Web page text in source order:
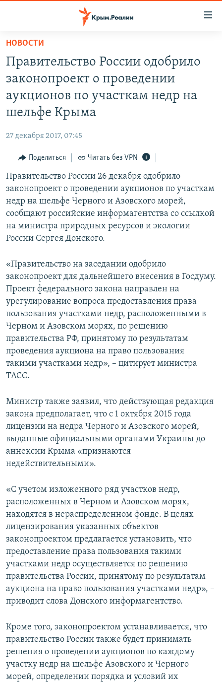
Вернуться
основному
содержанию
главной
Вернутся
поиску
СПЕЦПРОЕКТЫ
КАРТА ВОЕННЫХ ОБЪЕКТОВ КРЫМА
ИСТОРИЯ
ИНТЕРАКТИВ
ИНФОГРАФИКА
ТЕЛЕПРОЕКТ КРЫМ.РЕАЛИИ
СОВЕТЫ ПРАВОЗАЩИТНИКОВ
ПРОПАВШИЕ БЕЗ ВЕСТИ
ПОБЕДИТЕЛЕЙ НЕ СУДЯТ?
ELIFBE
УКРАИНСКАЯ ПРОБЛЕМА КРЫМА
РАДІО СВОБОДА
КАК ОБОЙТИ БЛОКИРОВКУ
Українською
Qırımtatar
ПРИСОЕДИНЯЙТЕСЬ!
Все сайты RFE/RL
НОВОСТИ
Правительство России одобрило
законопроект о проведении
аукционов по участкам недр на
шельфе Крыма
27 декабря 2017, 07:45
Поделиться Читать без VPN
Правительство России 26 декабря одобрило
законопроект о проведении аукционов по участкам
недр на шельфе Черного и Азовского морей,
сообщают российские информагентства со ссылкой
на министра природных ресурсов и экологии
России Сергея Донского.
«Правительство на заседании одобрило
законопроект для дальнейшего внесения в Госдуму.
Проект федерального закона направлен на
урегулирование вопроса предоставления права
пользования участками недр, расположенными в
Черном и Азовском морях, по решению
правительства РФ, принятому по результатам
проведения аукциона на право пользования
такими участками недр», – цитирует министра
ТАСС.
Министр также заявил, что действующая редакция
закона предполагает, что с 1 октября 2015 года
лицензии на недра Черного и Азовского морей,
выданные официальными органами Украины до
аннексии Крыма «признаются
недействительными».
«С учетом изложенного ряд участков недр,
расположенных в Черном и Азовском морях,
находятся в нераспределенном фонде. В целях
лицензирования указанных объектов
законопроектом предлагается установить, что
предоставление права пользования такими
участками недр осуществляется по решению
правительства России, принятому по результатам
аукциона на право пользования участками недр», –
приводит слова Донского информагентство.
Кроме того, законопроектом устанавливается, что
правительство России также будет принимать
решения о проведении аукционов по каждому
участку недр на шельфе Азовского и Черного
морей, определении порядка и условий их